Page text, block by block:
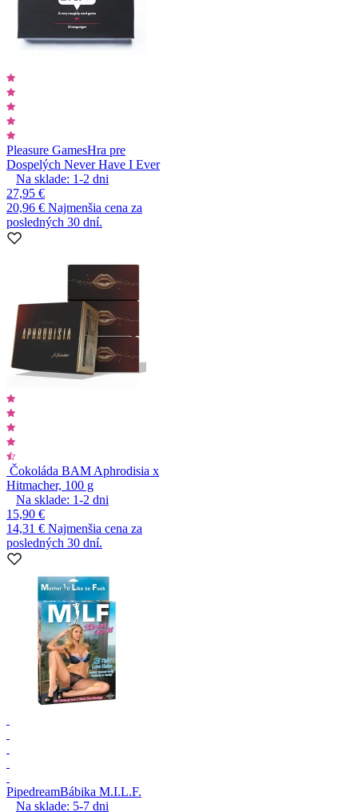
Pleasure GamesHra pre
Dospelých Never Have I Ever
Na sklade: 1-2 dni
27,95 €
20,96 € Najmenšia cena za
posledných 30 dní.
Čokoláda BAM Aphrodisia x
Hitmacher, 100 g
Na sklade: 1-2 dni
15,90 €
14,31 € Najmenšia cena za
posledných 30 dní.
PipedreamBábika M.I.L.F.
Na sklade: 5-7 dni